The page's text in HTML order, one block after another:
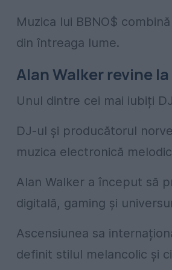
Muzica lui BBNO$
din întreaga lume.
Alan Walker revine la
Unul dintre cei mai iubiți
DJ-ul și producătorul
muzica electronică
Alan Walker a început să
digitală, gaming și
Ascensiunea sa
definit stilul melancolic și